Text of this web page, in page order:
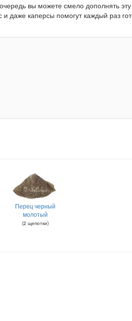
вы можете смело дополнять эту
даже каперсы помогут каждый раз
Перец черный
молотый
(2 щепотки)